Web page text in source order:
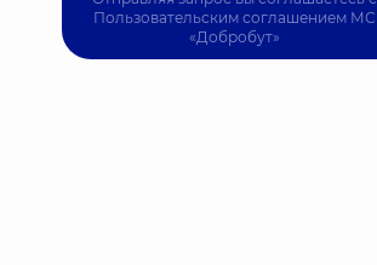
Пользовательским соглашением МС
«Добробут»